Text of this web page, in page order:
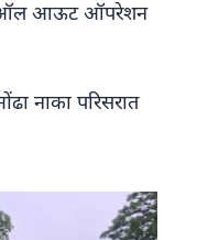
‘ऑल आऊट ऑपरेशन
नाका परिसरात